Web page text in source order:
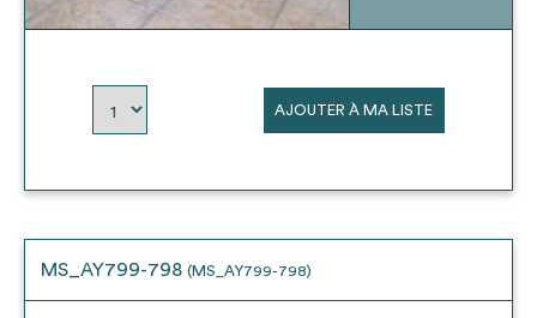
AJOUTER À MA LISTE
MS_AY799-798 (MS_AY799-798)